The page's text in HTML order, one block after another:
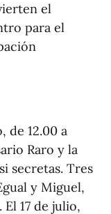
el
para el
de 12.00 a
Raro y la
secretas. Tres
y Miguel,
. El 17 de julio,